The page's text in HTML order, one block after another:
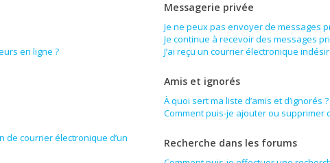
en ligne ?
de courrier électronique d’un
Messagerie privée
Je ne peux pas envoyer de messages
Je continue à recevoir des messages
J’ai reçu un courrier électronique
Amis et ignorés
À quoi sert ma liste d’amis et d’ignorés ?
Comment puis-je ajouter ou supprimer
Recherche dans les forums